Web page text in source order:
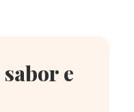
e